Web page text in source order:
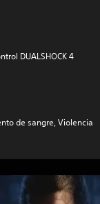
DUALSHOCK 4
de sangre, Violencia